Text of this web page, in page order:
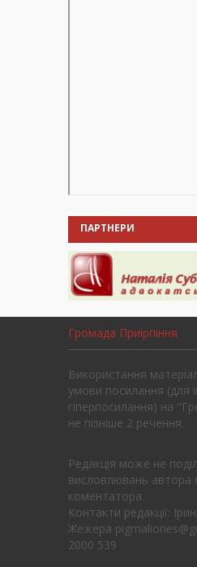
ПАРТНЕРИ
Громада Приірпіння
Використання
умови посилання (для
гіперпосилання) на
не пізніше 2 речення.
Редакція може не
висловлювань автора
коментатора.
Контакти редакції:
Жежера
2000 539